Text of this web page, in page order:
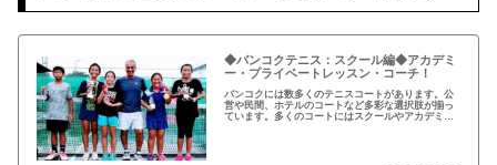
◆バンコクテニス：スクール編◆アカデミ
ー・プライベートレッスン・コーチ！
バンコクには数多くのテニスコートがあります。公
営や民間、ホテルのコートなど多彩な選択肢が揃っ
ています。多くのコートにはスクールやアカデミー